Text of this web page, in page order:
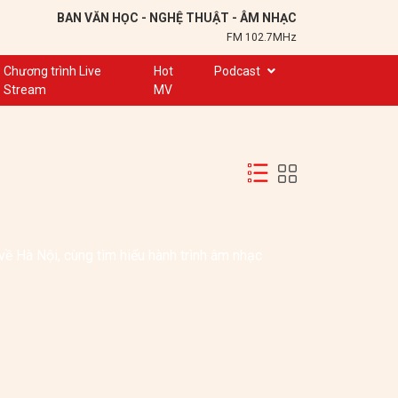
BAN VĂN HỌC - NGHỆ THUẬT - ÂM NHẠC
FM 102.7MHz
Chương trình Live
Stream
Hot
MV
Podcast
Trạm 102,7
Chuyện để kể
Đôi bạn văn chương
Hà Nội, cùng tìm hiểu hành trình âm nhạc